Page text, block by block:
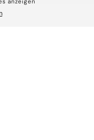
sich daran zu
Zeitpunkt der